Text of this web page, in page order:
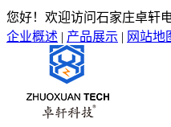
您好！欢迎访问石家庄卓轩
企业概述 | 产品展示 | 网站地